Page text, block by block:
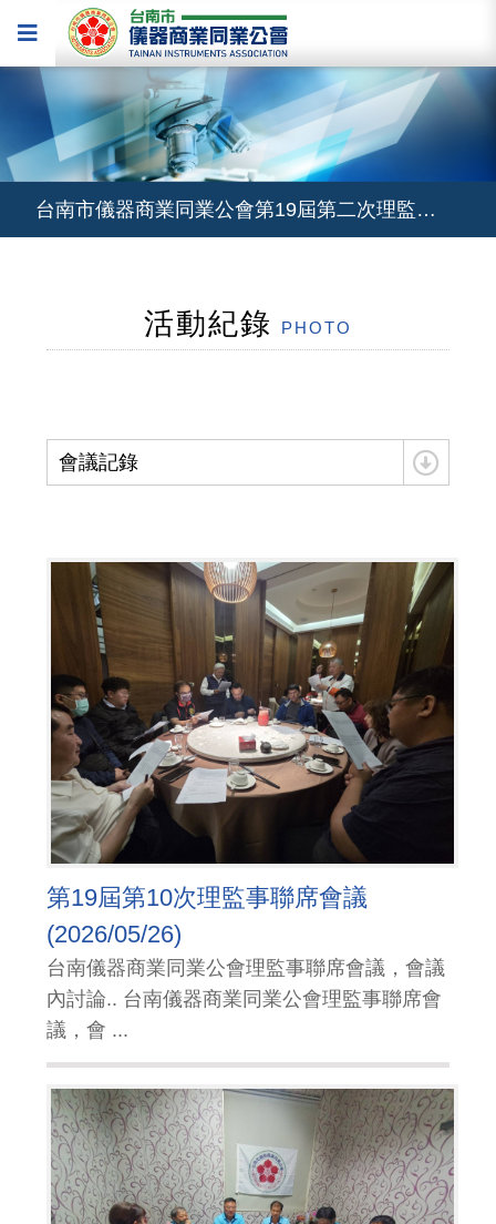
台南市儀器商業同業公會第19屆第二次理監事聯席會議及春酒聯誼會
台南市儀器商業同業公會第19屆第二次理監事聯席會議及春酒聯誼會
活動紀錄 PHOTO
會議記錄
第19屆第10次理監事聯席會議
(2026/05/26)
台南儀器商業同業公會理監事聯席會議，會議
內討論.. 台南儀器商業同業公會理監事聯席會
議，會 ...